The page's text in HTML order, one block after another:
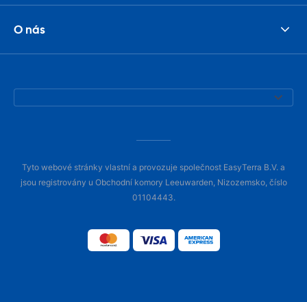
O nás
Tyto webové stránky vlastní a provozuje společnost EasyTerra B.V. a
jsou registrovány u Obchodní komory Leeuwarden, Nizozemsko, číslo
01104443.